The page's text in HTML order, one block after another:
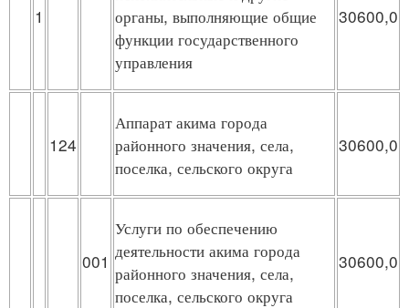
1
органы, выполняющие общие
функции государственного
управления
30600,0
124
Аппарат акима города
районного значения, села,
поселка, сельского округа
30600,0
001
Услуги по обеспечению
деятельности акима города
районного значения, села,
поселка, сельского округа
30600,0